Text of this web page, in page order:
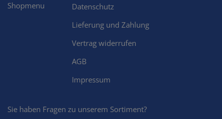
Shopmenu
Datenschutz
Lieferung und Zahlung
Vertrag widerrufen
AGB
Impressum
Sie haben Fragen zu unserem Sortiment?